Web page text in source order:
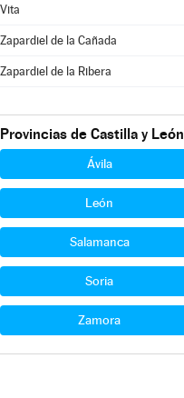
Vita
Zapardiel de la Cañada
Zapardiel de la Ribera
Provincias de Castilla y León
Ávila
León
Salamanca
Soria
Zamora